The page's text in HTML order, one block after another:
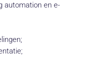
automation en e-